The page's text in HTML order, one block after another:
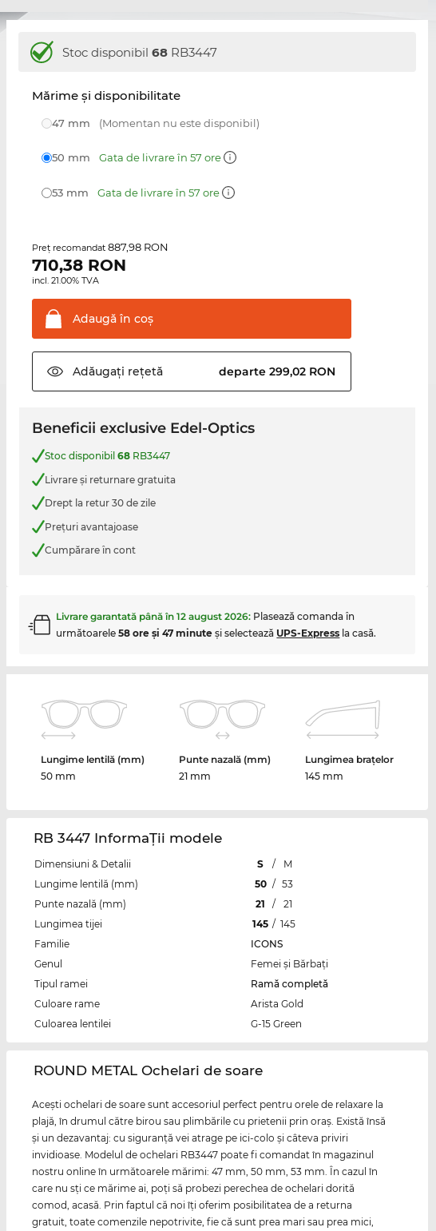
Stoc disponibil68 RB3447
Mărime şi disponibilitate
47 mm (Momentan nu este disponibil)
50 mm Gata de livrare în 57 ore
53 mm Gata de livrare în 57 ore
Preţ recomandat887,98 RON
710,38 RON
incl. 21.00% TVA
Adaugă în coş
Adăugați rețetă departe 299,02 RON
Beneficii exclusive Edel-Optics
Stoc disponibil68 RB3447
Livrare şi returnare gratuita
Drept la retur 30 de zile
Preţuri avantajoase
Cumpărare în cont
Livrare garantată până în12 august 2026: Plasează comanda în
următoarele58 ore şi 47 minute şi selectează UPS-Express la casă.
Lungime lentilă (mm)
50 mm
Punte nazală (mm)
21 mm
Lungimea brațelor
145 mm
RB 3447 InformaŢii modele
Dimensiuni & Detalii S /
M
Lungime lentilă (mm)
50 / 53
Punte nazală (mm)
21 /
21
Lungimea tijei
145 / 145
Familie
ICONS
Genul
Femei şi Bărbaţi
Tipul ramei
Ramă completă
Culoare rame
Arista Gold
Culoarea lentilei
G-15 Green
‌ROUND METAL Ochelari de soare
Aceşti ochelari de soare sunt accesoriul perfect pentru orele de relaxare la
plajă, în drumul către birou sau plimbările cu prietenii prin oraş. Există însă
şi un dezavantaj: cu siguranţă vei atrage pe ici-colo şi câteva priviri
invidioase. Modelul de ochelari RB3447 poate fi comandat în magazinul
nostru online în următoarele mărimi: 47 mm, 50 mm, 53 mm. În cazul în
care nu sţi ce mărime ai, poţi să probezi perechea de ochelari dorită
comod, acasă. Prin faptul că noi îţi oferim posibilitatea de a returna
gratuit, toate comenzile nepotrivite, fie că sunt prea mari sau prea mici,